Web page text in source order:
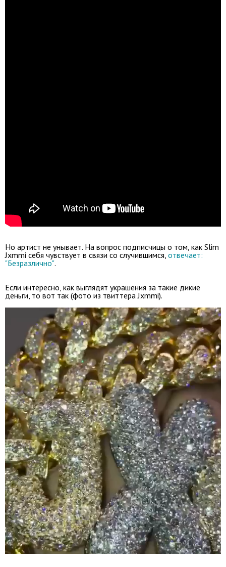
Но артист не унывает. На вопрос подписчицы о том, как Slim
Jxmmi себя чувствует в связи со случившимся, отвечает:
"Безразлично".
Если интересно, как выглядят украшения за такие дикие
деньги, то вот так (фото из твиттера Jxmmi).